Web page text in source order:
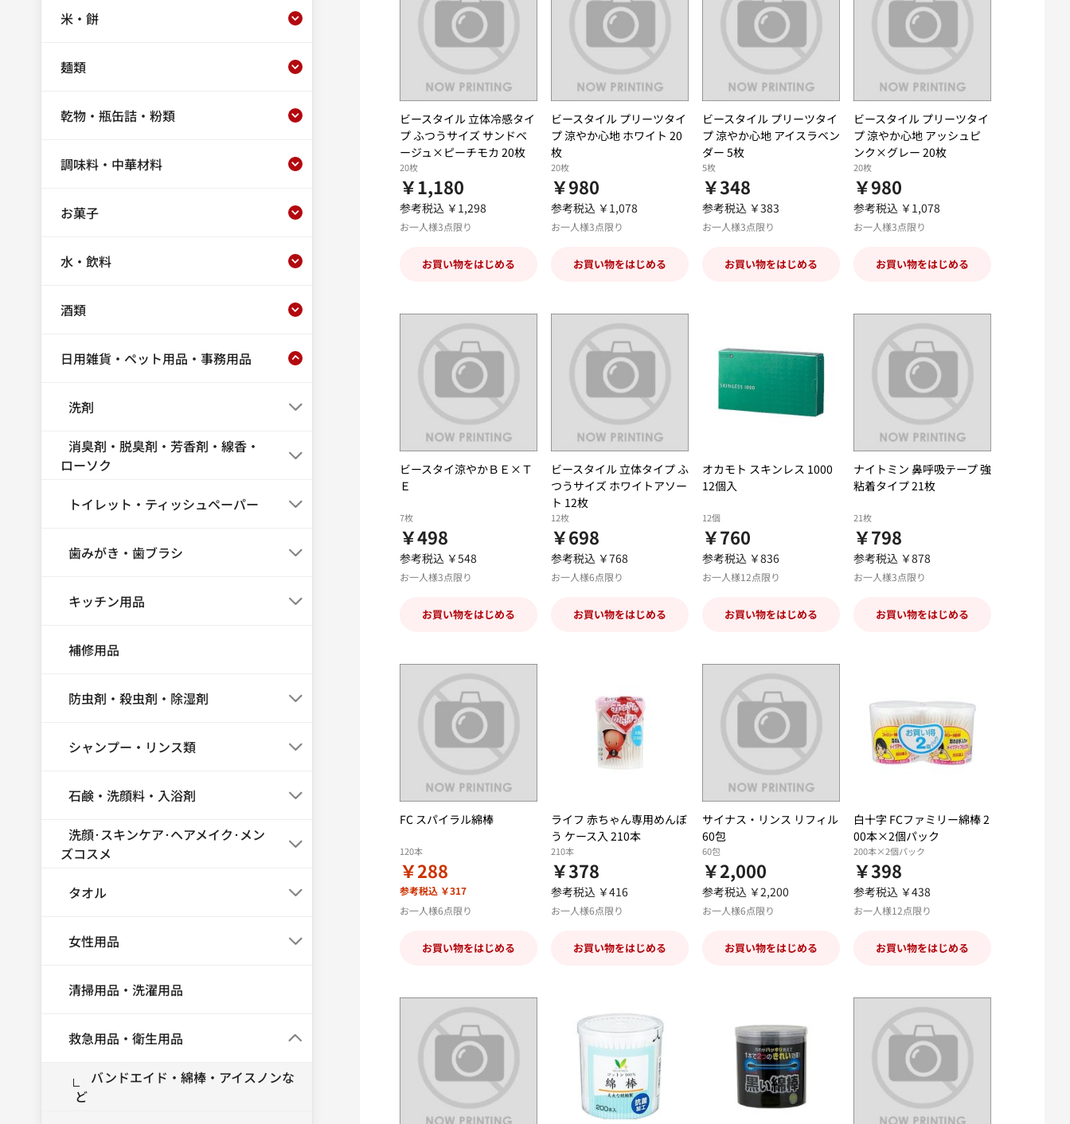
米・餅
麺類
乾物・瓶缶詰・粉類
調味料・中華材料
お菓子
水・飲料
酒類
日用雑貨・ペット用品・事務用品
洗剤
消臭剤・脱臭剤・芳香剤・線香・
ローソク
トイレット・ティッシュペーパー
歯みがき・歯ブラシ
キッチン用品
補修用品
防虫剤・殺虫剤・除湿剤
シャンプー・リンス類
石鹸・洗顔料・入浴剤
洗顔･スキンケア･ヘアメイク･メン
ズコスメ
タオル
女性用品
清掃用品・洗濯用品
救急用品・衛生用品
バンドエイド・綿棒・アイスノンな
ど
ビースタイル 立体冷感タイ
プ ふつうサイズ サンドベ
ージュ×ピーチモカ 20枚
20枚
￥1,180
参考税込 ￥1,298
お一人様3点限り
お買い物をはじめる
ビースタイル プリーツタイ
プ 涼やか心地 ホワイト 20
枚
20枚
￥980
参考税込 ￥1,078
お一人様3点限り
お買い物をはじめる
ビースタイル プリーツタイ
プ 涼やか心地 アイスラベン
ダー 5枚
5枚
￥348
参考税込 ￥383
お一人様3点限り
お買い物をはじめる
ビースタイル プリーツタイ
プ 涼やか心地 アッシュピ
ンク×グレー 20枚
20枚
￥980
参考税込 ￥1,078
お一人様3点限り
お買い物をはじめる
ビースタイ涼やかＢＥ×Ｔ
Ｅ
7枚
￥498
参考税込 ￥548
お一人様3点限り
お買い物をはじめる
ビースタイル 立体タイプ ふ
つうサイズ ホワイトアソー
ト 12枚
12枚
￥698
参考税込 ￥768
お一人様6点限り
お買い物をはじめる
オカモト スキンレス 1000
12個入
12個
￥760
参考税込 ￥836
お一人様12点限り
お買い物をはじめる
ナイトミン 鼻呼吸テープ 強
粘着タイプ 21枚
21枚
￥798
参考税込 ￥878
お一人様3点限り
お買い物をはじめる
FC スパイラル綿棒
120本
￥288
参考税込 ￥317
お一人様6点限り
お買い物をはじめる
ライフ 赤ちゃん専用めんぼ
う ケース入 210本
210本
￥378
参考税込 ￥416
お一人様6点限り
お買い物をはじめる
サイナス・リンス リフィル
60包
60包
￥2,000
参考税込 ￥2,200
お一人様6点限り
お買い物をはじめる
白十字 FCファミリー綿棒 2
00本×2個パック
200本×2個パック
￥398
参考税込 ￥438
お一人様12点限り
お買い物をはじめる